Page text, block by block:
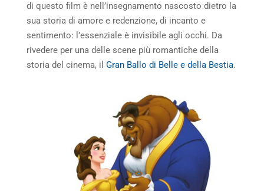
di questo film è nell’insegnamento nascosto dietro la
sua storia di amore e redenzione, di incanto e
sentimento: l’essenziale è invisibile agli occhi. Da
rivedere per una delle scene più romantiche della
storia del cinema, il Gran Ballo di Belle e della Bestia.